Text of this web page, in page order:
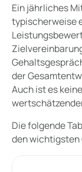
Ein jährliches
typischerweise
der
Auch ist es
Die folgende
den